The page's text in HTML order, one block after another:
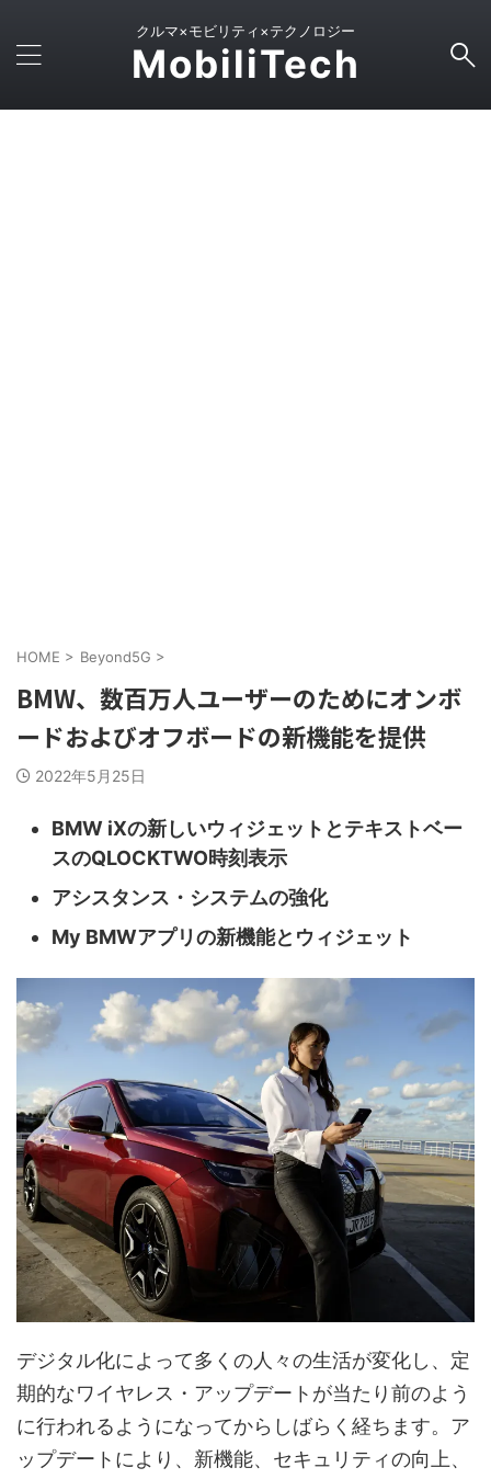
クルマ×モビリティ×テクノロジー
MobiliTech
HOME > Beyond5G >
BMW、数百万人ユーザーのためにオンボ
ードおよびオフボードの新機能を提供
2022年5月25日
BMW iXの新しいウィジェットとテキストベー
スのQLOCKTWO時刻表示
アシスタンス・システムの強化
My BMWアプリの新機能とウィジェット
デジタル化によって多くの人々の生活が変化し、定
期的なワイヤレス・アップデートが当たり前のよう
に行われるようになってからしばらく経ちます。ア
ップデートにより、新機能、セキュリティの向上、